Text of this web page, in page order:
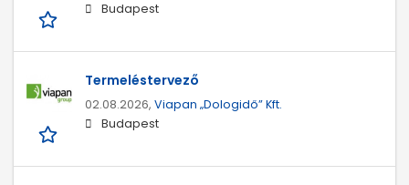
Budapest
Termeléstervező
02.08.2026, Viapan „Dologidő” Kft.
Budapest